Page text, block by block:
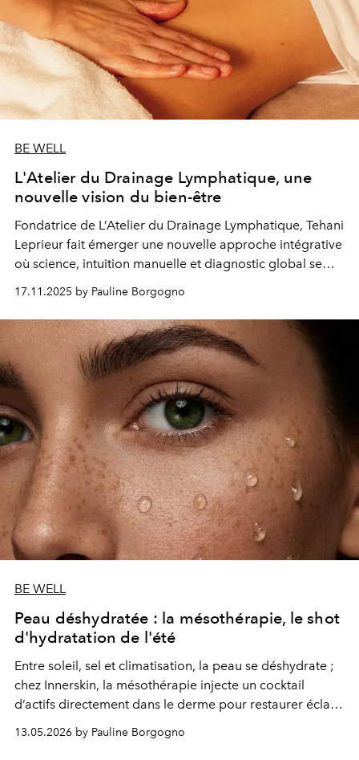
BE WELL
L'Atelier du Drainage Lymphatique, une
nouvelle vision du bien-être
Fondatrice de L’Atelier du Drainage Lymphatique, Tehani
Leprieur fait émerger une nouvelle approche intégrative
où science, intuition manuelle et diagnostic global se
rencontrent pour rétablir l’équilibre du corps.
17.11.2025 by Pauline Borgogno
BE WELL
Peau déshydratée : la mésothérapie, le shot
d'hydratation de l'été
Entre soleil, sel et climatisation, la peau se déshydrate ;
chez Innerskin, la mésothérapie injecte un cocktail
d’actifs directement dans le derme pour restaurer éclat,
souplesse et hydratation durable.
13.05.2026 by Pauline Borgogno